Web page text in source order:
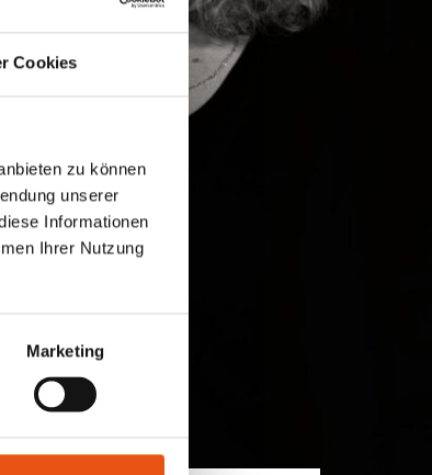
Cookies
zu können
unserer
Informationen
Ihrer Nutzung
Marketing